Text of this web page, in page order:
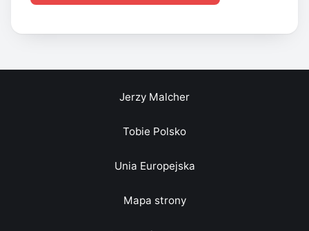
Jerzy Malcher
Tobie Polsko
Unia Europejska
Mapa strony